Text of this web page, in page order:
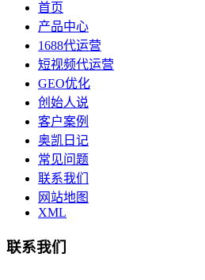
首页
产品中心
1688代运营
短视频代运营
GEO优化
创始人说
客户案例
奥凯日记
常见问题
联系我们
网站地图
XML
联系我们